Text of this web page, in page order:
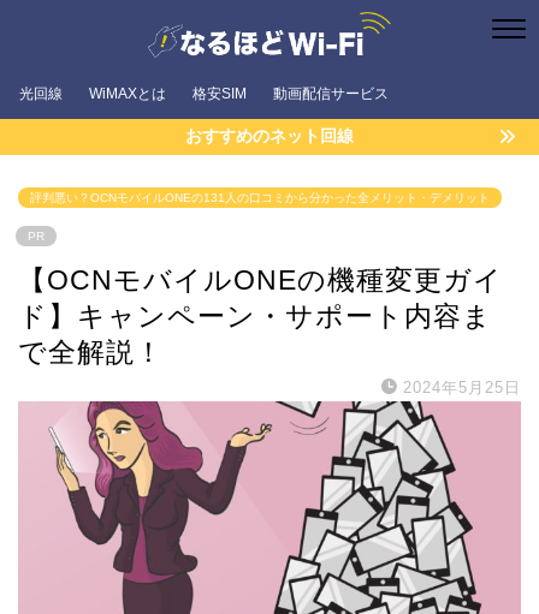
光回線 WiMAXとは 格安SIM 動画配信サービス
おすすめのネット回線
評判悪い？OCNモバイルONEの131人の口コミから分かった全メリット・デメリット
PR
【OCNモバイルONEの機種変更ガイ
ド】キャンペーン・サポート内容ま
で全解説！
2024年5月25日